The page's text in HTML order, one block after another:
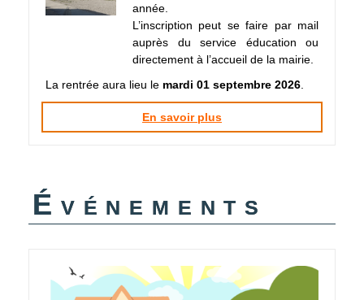
année.
L’inscription peut se faire par mail
auprès du service éducation ou
directement à l’accueil de la mairie.
La rentrée aura lieu le mardi 01 septembre 2026
En savoir plus
Événements